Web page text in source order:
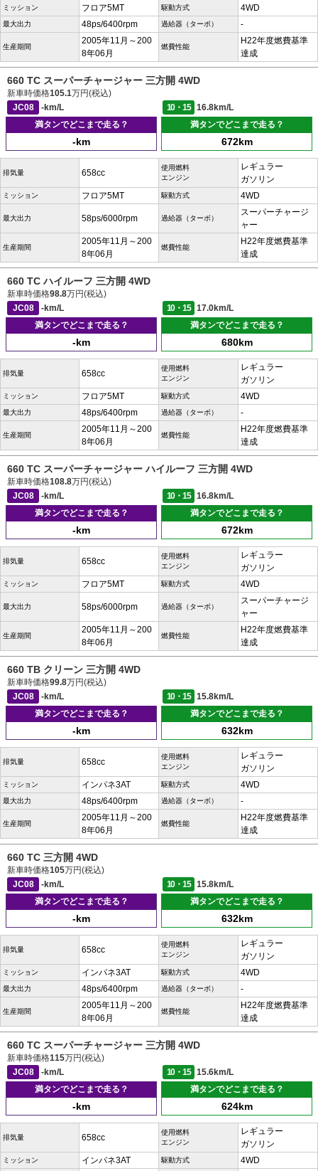
ミッション フロア5MT 駆動方式 4WD
最大出力 48ps/6400rpm 過給器（ターボ） -
生産期間
2005年11月～200
8年06月
燃費性能
H22年度燃費基準
達成
660 TC スーパーチャージャー 三方開 4WD
新車時価格105.1万円(税込)
JC08
-km/L 10・15
16.8km/L
満タンでどこまで走る？
-km
満タンでどこまで走る？
672km
排気量 658cc
使用燃料
エンジン
レギュラー
ガソリン
ミッション フロア5MT 駆動方式 4WD
最大出力 58ps/6000rpm 過給器（ターボ）
スーパーチャージ
ャー
生産期間
2005年11月～200
8年06月
燃費性能
H22年度燃費基準
達成
660 TC ハイルーフ 三方開 4WD
新車時価格98.8万円(税込)
JC08
-km/L 10・15
17.0km/L
満タンでどこまで走る？
-km
満タンでどこまで走る？
680km
排気量 658cc
使用燃料
エンジン
レギュラー
ガソリン
ミッション フロア5MT 駆動方式 4WD
最大出力 48ps/6400rpm 過給器（ターボ） -
生産期間
2005年11月～200
8年06月
燃費性能
H22年度燃費基準
達成
660 TC スーパーチャージャー ハイルーフ 三方開 4WD
新車時価格108.8万円(税込)
JC08
-km/L 10・15
16.8km/L
満タンでどこまで走る？
-km
満タンでどこまで走る？
672km
排気量 658cc
使用燃料
エンジン
レギュラー
ガソリン
ミッション フロア5MT 駆動方式 4WD
最大出力 58ps/6000rpm 過給器（ターボ）
スーパーチャージ
ャー
生産期間
2005年11月～200
8年06月
燃費性能
H22年度燃費基準
達成
660 TB クリーン 三方開 4WD
新車時価格99.8万円(税込)
JC08
-km/L 10・15
15.8km/L
満タンでどこまで走る？
-km
満タンでどこまで走る？
632km
排気量 658cc
使用燃料
エンジン
レギュラー
ガソリン
ミッション インパネ3AT 駆動方式 4WD
最大出力 48ps/6400rpm 過給器（ターボ） -
生産期間
2005年11月～200
8年06月
燃費性能
H22年度燃費基準
達成
660 TC 三方開 4WD
新車時価格105万円(税込)
JC08
-km/L 10・15
15.8km/L
満タンでどこまで走る？
-km
満タンでどこまで走る？
632km
排気量 658cc
使用燃料
エンジン
レギュラー
ガソリン
ミッション インパネ3AT 駆動方式 4WD
最大出力 48ps/6400rpm 過給器（ターボ） -
生産期間
2005年11月～200
8年06月
燃費性能
H22年度燃費基準
達成
660 TC スーパーチャージャー 三方開 4WD
新車時価格115万円(税込)
JC08
-km/L 10・15
15.6km/L
満タンでどこまで走る？
-km
満タンでどこまで走る？
624km
排気量 658cc
使用燃料
エンジン
レギュラー
ガソリン
ミッション インパネ3AT 駆動方式 4WD